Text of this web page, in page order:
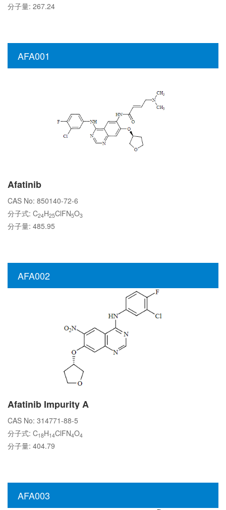
分子量: 267.24
AFA001
Afatinib
CAS No: 850140-72-6
分子式: C24H25ClFN5O3
分子量: 485.95
AFA002
Afatinib Impurity A
CAS No: 314771-88-5
分子式: C18H14ClFN4O4
分子量: 404.79
AFA003